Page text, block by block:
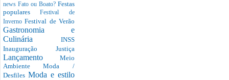
news Fato ou Boato? Festas
popularesFestival de
InvernoFestival de Verão
Gastronomia e
Culinária INSS
Inauguração Justiça
Lançamento Meio
AmbienteModa /
Desfiles Moda e estilo